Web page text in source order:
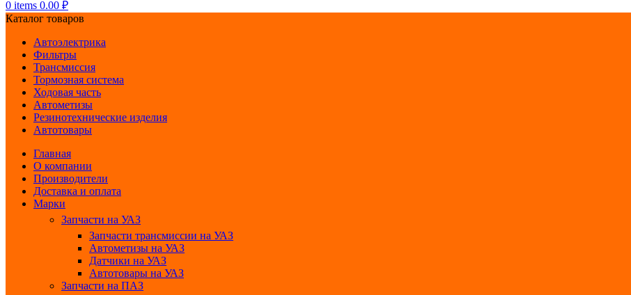
0 items 0.00 ₽
Каталог товаров
Автоэлектрика
Фильтры
Трансмиссия
Тормозная система
Ходовая часть
Автометизы
Резинотехнические изделия
Автотовары
Главная
О компании
Производители
Доставка и оплата
Марки
Запчасти на УАЗ
Запчасти трансмиссии на УАЗ
Автометизы на УАЗ
Датчики на УАЗ
Автотовары на УАЗ
Запчасти на ПАЗ